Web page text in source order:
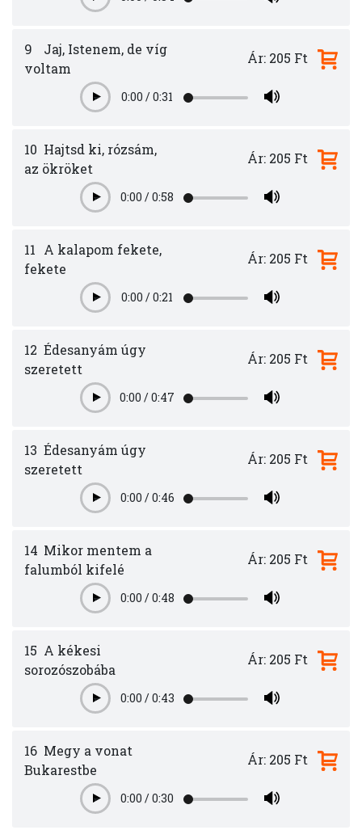
9
Jaj, Istenem, de víg
voltam
Play0:00 /0:31
Ár: 205 Ft
10 Hajtsd ki, rózsám,
az ökröket
Play0:00 /0:58
Ár: 205 Ft
11
A kalapom fekete,
fekete
Play0:00 /0:21
Ár: 205 Ft
12 Édesanyám úgy
szeretett
Play0:00 /0:47
Ár: 205 Ft
13 Édesanyám úgy
szeretett
Play0:00 /0:46
Ár: 205 Ft
14 Mikor mentem a
falumból kifelé
Play0:00 /0:48
Ár: 205 Ft
15 A kékesi
sorozószobába
Play0:00 /0:43
Ár: 205 Ft
16 Megy a vonat
Bukarestbe
Play0:00 /0:30
Ár: 205 Ft